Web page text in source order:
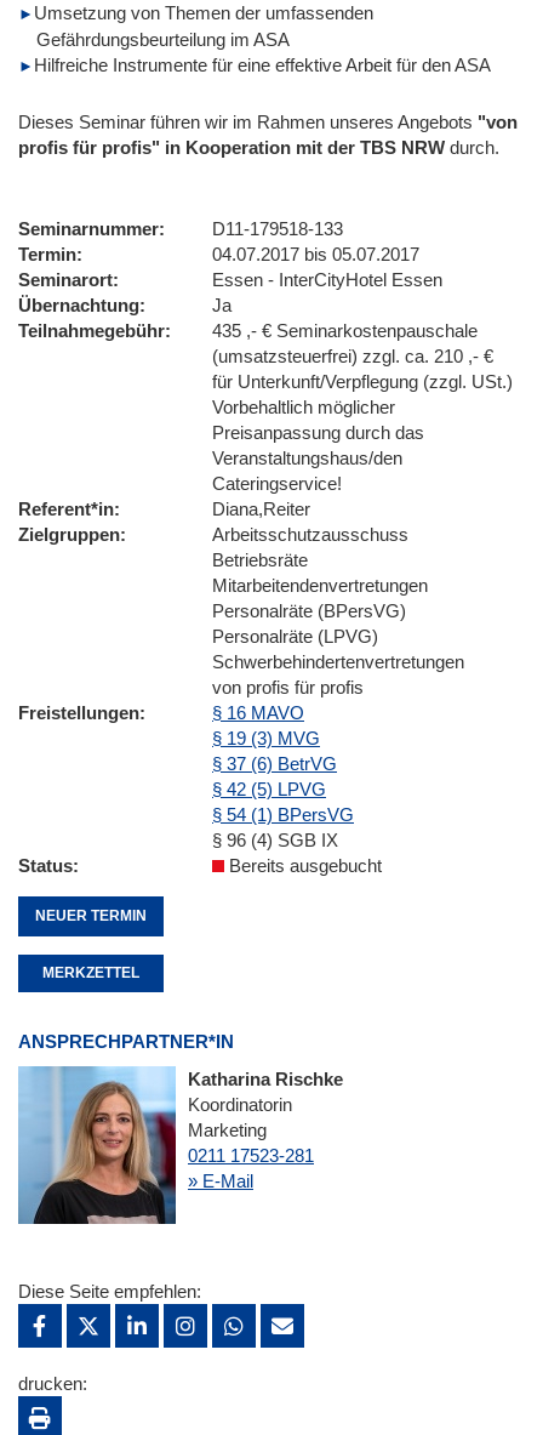
Umsetzung von Themen der umfassenden
Gefährdungsbeurteilung im ASA
Hilfreiche Instrumente für eine effektive Arbeit für den ASA
Dieses Seminar führen wir im Rahmen unseres Angebots "von
profis für profis" in Kooperation mit der TBS NRW durch.
Seminarnummer
D11-179518-133
Termin
04.07.2017 bis 05.07.2017
Seminarort
Essen - InterCityHotel Essen
Übernachtung
Ja
Teilnahmegebühr
435 ,- € Seminarkostenpauschale
(umsatzsteuerfrei) zzgl. ca. 210 ,- €
für Unterkunft/Verpflegung (zzgl. USt.)
Vorbehaltlich möglicher
Preisanpassung durch das
Veranstaltungshaus/den
Cateringservice!
Referent*in
Diana,Reiter
Zielgruppen
Arbeitsschutzausschuss
Betriebsräte
Mitarbeitendenvertretungen
Personalräte (BPersVG)
Personalräte (LPVG)
Schwerbehindertenvertretungen
von profis für profis
Freistellungen
§ 16 MAVO
§ 19 (3) MVG
§ 37 (6) BetrVG
§ 42 (5) LPVG
§ 54 (1) BPersVG
§ 96 (4) SGB IX
Status
Bereits ausgebucht
NEUER TERMIN
MERKZETTEL
ANSPRECHPARTNER*IN
Katharina Rischke
Koordinatorin
Marketing
0211 17523-281
» E-Mail
Diese Seite empfehlen:
drucken: